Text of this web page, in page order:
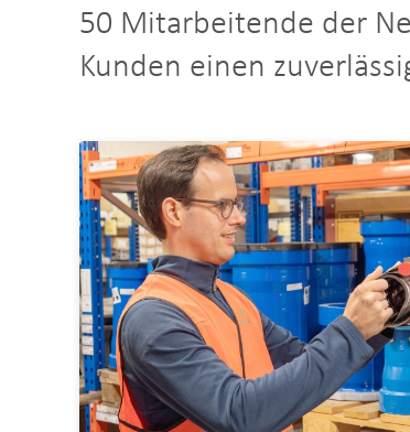
Kundenservice
50 Mitarbeitende der
Kunden einen